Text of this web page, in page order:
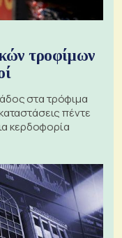
τροφίμων
στα τρόφιμα
πέντε
κερδοφορία